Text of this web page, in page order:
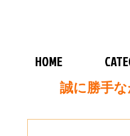
HOME
誠に勝手